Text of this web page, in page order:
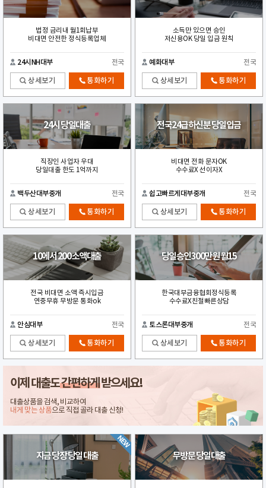
법정 금리내 월1회납부
비대면 안전한 정식등록업체
24시NH대부 전국
상세보기 통화하기
소득만 있으면 승인
저신용OK 당일 입금 원칙
예화대부 전국
상세보기 통화하기
24시 당일대출
직장인 사업자 우대
당일대출 한도 1억까지
백두산대부중개 전국
상세보기 통화하기
전국24급하신분 당일입금
비대면 전화 문자OK
수수료X 선이자X
쉽고빠르게대부중개 전국
상세보기 통화하기
10에서 200 소액대출
전국 비대면 소액 즉시입금
연중무휴 무방문 통화ok
안심대부 전국
상세보기 통화하기
당일승인300만원 월15
한국대부금융협회정식등록
수수료X친절빠른상담
토스론대부중개 전국
상세보기 통화하기
이제 대출도간편하게받으세요!
대출상품을 검색, 비교하여
내게 맞는 상품으로 직접 골라 대출 신청!
지금 당장 당일 대출 무방문 당일대출